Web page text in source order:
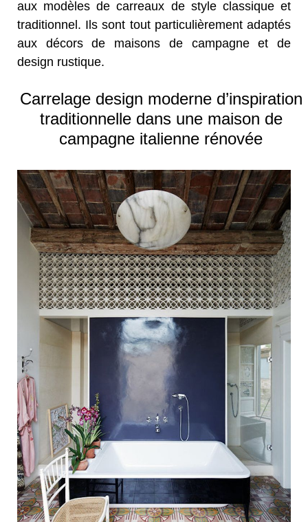
aux modèles de carreaux de style classique et
traditionnel. Ils sont tout particulièrement adaptés
aux décors de maisons de campagne et de
design rustique.
Carrelage design moderne d’inspiration
traditionnelle dans une maison de
campagne italienne rénovée